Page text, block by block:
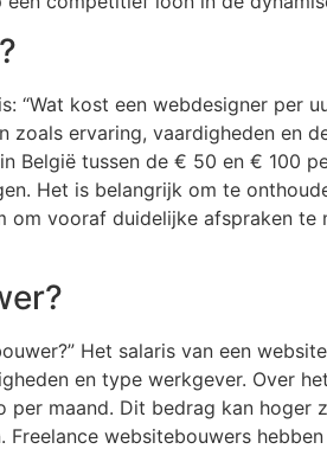
“Wat kost een webdesigner per
zoals ervaring, vaardigheden en
België tussen de € 50 en € 100
Het is belangrijk om te
om vooraf duidelijke afspraken te
Het salaris van een
en type werkgever. Over
maand. Dit bedrag kan hoger
websitebouwers